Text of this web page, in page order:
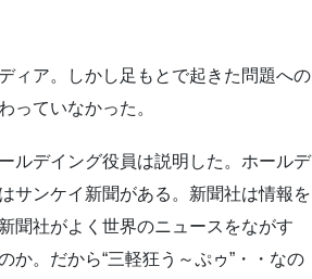
ィア。しかし足もとで起きた問題への
っていなかった。
ルデイング役員は説明した。ホールデ
サンケイ新聞がある。新聞社は情報を
聞社がよく世界のニュースをながす
か。だから“三軽狂う～ぷゥ”・・なの